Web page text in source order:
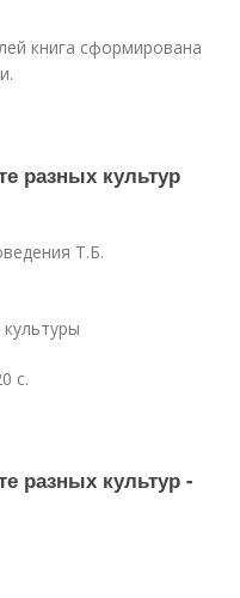
книга сформирована
разных культур
Т.Б.
с.
разных культур -